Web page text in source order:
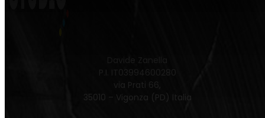
P.I. IT03994600280
via Prati 66,
35010 – Vigonza (PD) Italia